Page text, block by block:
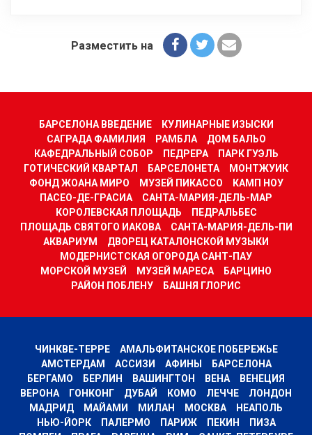
Разместить на
БАРСЕЛОНА ВВЕДЕНИЕ
КУЛИНАРНЫЕ ИЗЫСКИ
САГРАДА ФАМИЛИЯ
РАМБЛА
ДОМ БАЛЬО
КАФЕДРАЛЬНЫЙ СОБОР
ПЕДРЕРА
ПАРК ГУЭЛЬ
ГОТИЧЕСКИЙ КВАРТАЛ
БАРСЕЛОНЕТА
МОНТЖУИК
ФОНД ЖОАНА МИРО
МУЗЕЙ ПИКАССО
КАМП НОУ
ПАСЕО-ДЕ-ГРАСИА
САНТА-МАРИЯ-ДЕЛЬ-МАР
КОРОЛЕВСКАЯ ПЛОЩАДЬ
ПЕДРАЛЬБЕС
ПЛОЩАДЬ СВЯТОГО ИАКОВА
САНТА-МАРИЯ-ДЕЛЬ-ПИ
АКВАРИУМ
ДВОРЕЦ КАТАЛОНСКОЙ МУЗЫКИ
МОДЕРНИСТСКАЯ ОГОРОДА САНТ-ПАУ
МОРСКОЙ МУЗЕЙ
МУЗЕЙ МАРЕСА
БАРЦИНО
РАЙОН ПОБЛЕНУ
БАШНЯ ГЛОРИС
ЧИНКВЕ-ТЕРРЕ
АМАЛЬФИТАНСКОЕ ПОБЕРЕЖЬЕ
АМСТЕРДАМ
АССИЗИ АФИНЫ
БАРСЕЛОНА
БЕРГАМО
БЕРЛИН ВАШИНГТОН ВЕНА
ВЕНЕЦИЯ
ВЕРОНА
ГОНКОНГ ДУБАЙ КОМО ЛЕЧЧЕ
ЛОНДОН
МАДРИД
МАЙАМИ МИЛАН МОСКВА
НЕАПОЛЬ
НЬЮ-ЙОРК
ПАЛЕРМО ПАРИЖ ПЕКИН
ПИЗА